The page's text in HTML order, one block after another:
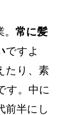
常に髪
ですよ
たり、素
す。中に
前半にし